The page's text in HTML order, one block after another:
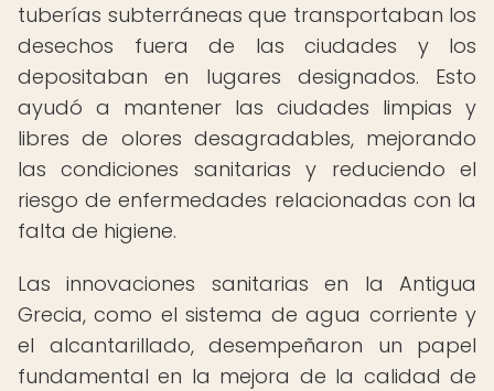
tuberías subterráneas que transportaban los
desechos fuera de las ciudades y los
depositaban en lugares designados. Esto
ayudó a mantener las ciudades limpias y
libres de olores desagradables, mejorando
las condiciones sanitarias y reduciendo el
riesgo de enfermedades relacionadas con la
falta de higiene.
Las innovaciones sanitarias en la Antigua
Grecia, como el sistema de agua corriente y
el alcantarillado, desempeñaron un papel
fundamental en la mejora de la calidad de